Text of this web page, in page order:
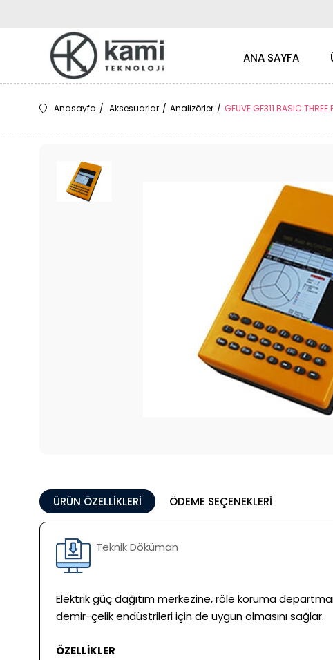
ANA SAYFA
Anasayfa Aksesuarlar Analizörler GFUVE GF311 BASIC THREE
ÜRÜN ÖZELLIKLERI ÖDEME SEÇENEKLERI
Teknik Döküman
Elektrik güç dağıtım merkezine, röle koruma
demir-çelik endüstrileri için de uygun olmasını sağlar.
ÖZELLİKLER